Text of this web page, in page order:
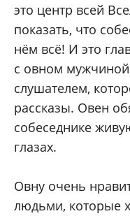
это центр всей
показать, что
нём всё! И это
с овном
слушателем,
рассказы. Овен
собеседнике
глазах.
Овну очень
людьми, которые